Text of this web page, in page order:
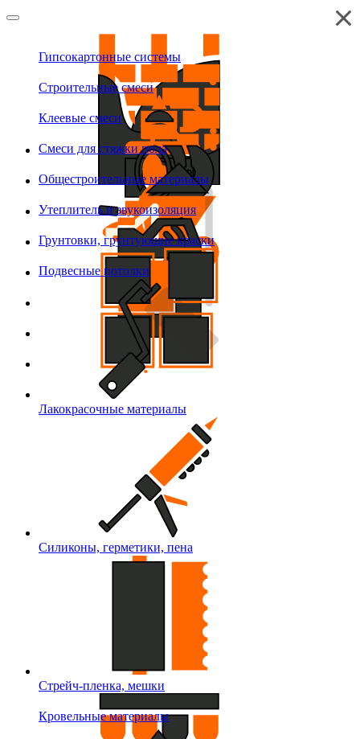
Гипсокартонные системы
Строительные смеси
Клеевые смеси
Смеси для стяжки пола
Общестроительные материалы
Утеплитель и звукоизоляция
Грунтовки, грунтующие краски
Подвесные потолки
Лакокрасочные материалы
Силиконы, герметики, пена
Стрейч-пленка, мешки
Кровельные материалы